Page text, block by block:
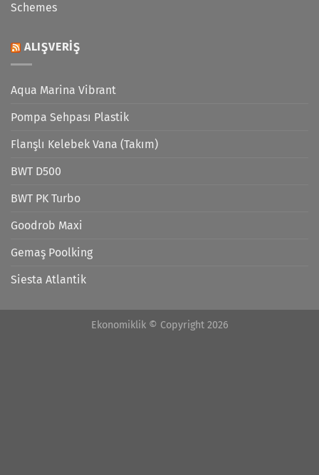
Schemes
ALIŞVERIŞ
Aqua Marina Vibrant
Pompa Sehpası Plastik
Flanşlı Kelebek Vana (Takım)
BWT D500
BWT PK Turbo
Goodrob Maxi
Gemaş Poolking
Siesta Atlantik
Ekonomiklik © Copyright 2026